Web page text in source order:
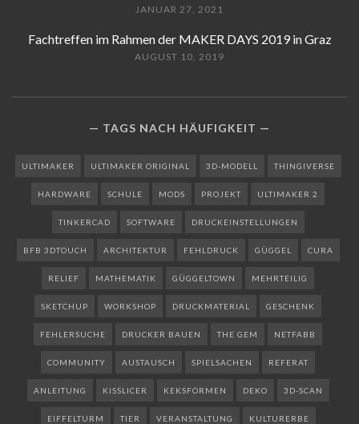
JANUAR 27, 2021
Fachtreffen im Rahmen der MAKER DAYS 2019 in Graz
AUGUST 10, 2019
TAGS NACH HÄUFIGKEIT
ULTIMAKER ULTIMAKER ORIGINAL 3D-MODELL THINGIVERSE
HARDWARE SCHULE MODS PROJEKT ULTIMAKER 2
TINKERCAD SOFTWARE DRUCKEINSTELLUNGEN
BFB 3DTOUCH ARCHITEKTUR FEHLDRUCK GÜGGEL CURA
RELIEF MATHEMATIK GÜGGELTOWN MEHRTEILIG
SKETCHUP WORKSHOP DRUCKMATERIAL GESCHENK
FEHLERSUCHE DRUCKER BAUEN THE GEM NETFABB
COMMUNITY AUSTAUSCH SPIELSACHEN REFERAT
ANLEITUNG KISSLICER KEKSFORMEN DEKO 3D-SCAN
EIFFELTURM TIER VERANSTALTUNG KULTURERBE